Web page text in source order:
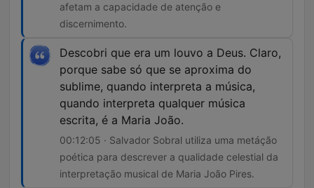
afetam a capacidade de atenção e
discernimento.
Descobri que era um louvo a Deus. Claro,
porque sabe só que se aproxima do
sublime, quando interpreta a música,
quando interpreta qualquer música
escrita, é a Maria João.
00:12:05 · Salvador Sobral utiliza uma metáção
poética para descrever a qualidade celestial da
interpretação musical de Maria João Pires.